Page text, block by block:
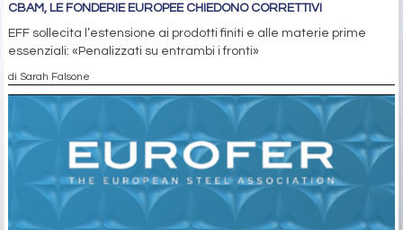
CBAM, LE FONDERIE EUROPEE CHIEDONO CORRETTIVI
EFF sollecita l’estensione ai prodotti finiti e alle materie prime
essenziali: «Penalizzati su entrambi i fronti»
di Sarah Falsone